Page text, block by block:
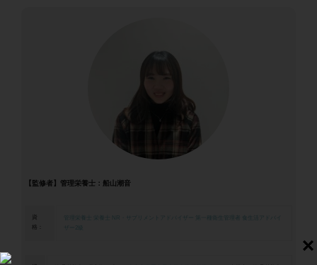
【監修者】管理栄養士：船山潮音
資
格：
NR・サプリメントアドバイザー 第一種衛生管理者